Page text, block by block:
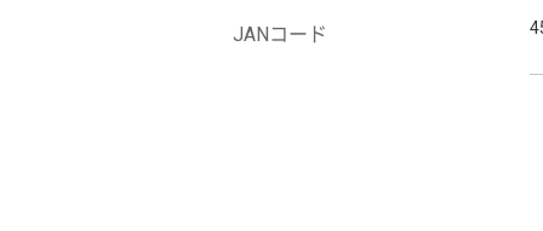
JANコード